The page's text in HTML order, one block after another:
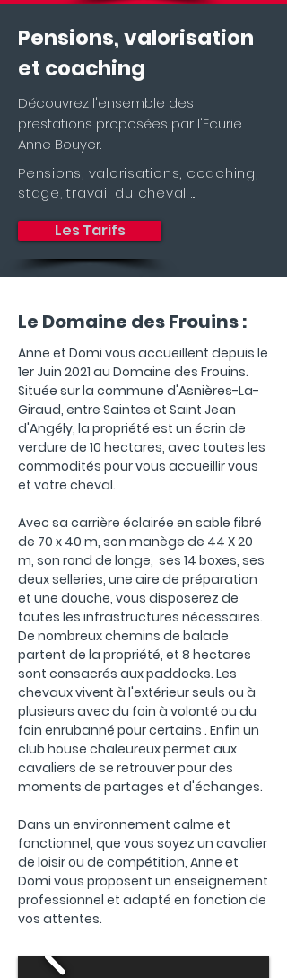
Pensions, valorisation
et coaching
Découvrez l'ensemble des
prestations proposées par l'Ecurie
Anne Bouyer.
Pensions, valorisations, coaching,
stage, travail du cheval ...
Les Tarifs
Le Domaine des Frouins :
Anne et Domi vous accueillent depuis le
1er Juin 2021 au Domaine des Frouins.
Située sur la commune d'Asnières-La-
Giraud, entre Saintes et Saint Jean
d'Angély, la propriété est un écrin de
verdure de 10 hectares, avec toutes les
commodités pour vous accueillir vous
et votre cheval.
Avec sa carrière éclairée en sable fibré
de 70 x 40 m, son manège de 44 X 20
m, son rond de longe, ses 14 boxes, ses
deux selleries, une aire de préparation
et une douche, vous disposerez de
toutes les infrastructures nécessaires.
De nombreux chemins de balade
partent de la propriété, et 8 hectares
sont consacrés aux paddocks. Les
chevaux vivent à l'extérieur seuls ou à
plusieurs avec du foin à volonté ou du
foin enrubanné pour certains . Enfin un
club house chaleureux permet aux
cavaliers de se retrouver pour des
moments de partages et d'échanges.
Dans un environnement calme et
fonctionnel, que vous soyez un cavalier
de loisir ou de compétition, Anne et
Domi vous proposent un enseignement
professionnel et adapté en fonction de
vos attentes.